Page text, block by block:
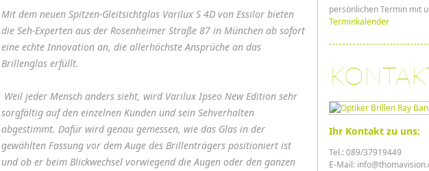
Mit dem neuen Spitzen-Gleitsichtglas Varilux S 4D von Essilor bieten
die Seh-Experten aus der Rosenheimer Straße 87 in München ab sofort
eine echte Innovation an, die allerhöchste Ansprüche an das
Brillenglas erfüllt.
Weil jeder Mensch anders sieht, wird Varilux Ipseo New Edition sehr
sorgfältig auf den einzelnen Kunden und sein Sehverhalten
abgestimmt. Dafür wird genau gemessen, wie das Glas in der
gewählten Fassung vor dem Auge des Brillenträgers positioniert ist
und ob er beim Blickwechsel vorwiegend die Augen oder den ganzen
persönlichen Termin mit
Terminkalender
Ihr Kontakt zu uns:
Tel.: 089/37919449
E-Mail: